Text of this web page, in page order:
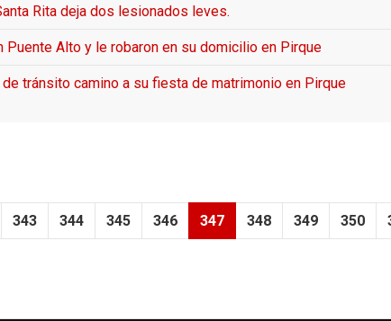
Rita deja dos lesionados leves.
Puente Alto y le robaron en su domicilio en Pirque
tránsito camino a su fiesta de matrimonio en Pirque
343 344 345 346 347 348 349 350